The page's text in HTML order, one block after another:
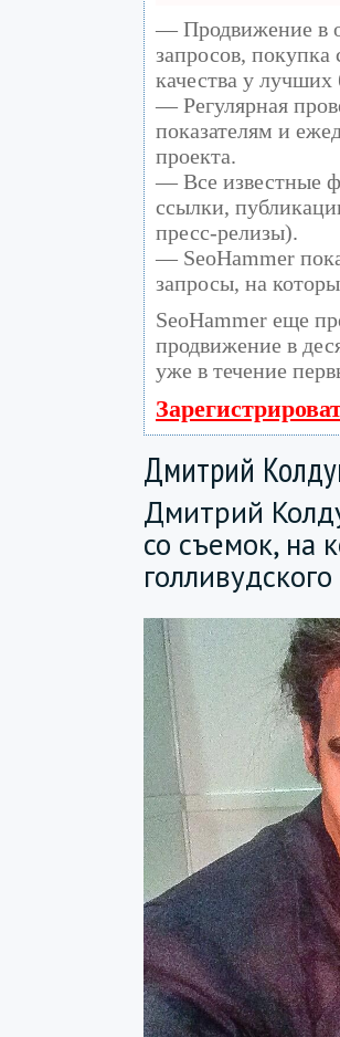
— Продвижение в
запросов,
качества у
— Регулярная
показателям и
проекта.
— Все известные
ссылки,
пресс-релизы).
— SeoHammer
запросы, на
SeoHammer еще
продвижение в
уже в течение
Дмитрий
Дмитрий
со съемок, на